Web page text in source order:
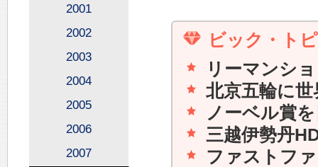
2001
2002
2003
2004
2005
2006
2007
ビック・ト
リーマンシ
北京五輪に
ノーベル賞
三越伊勢丹
ファストフ